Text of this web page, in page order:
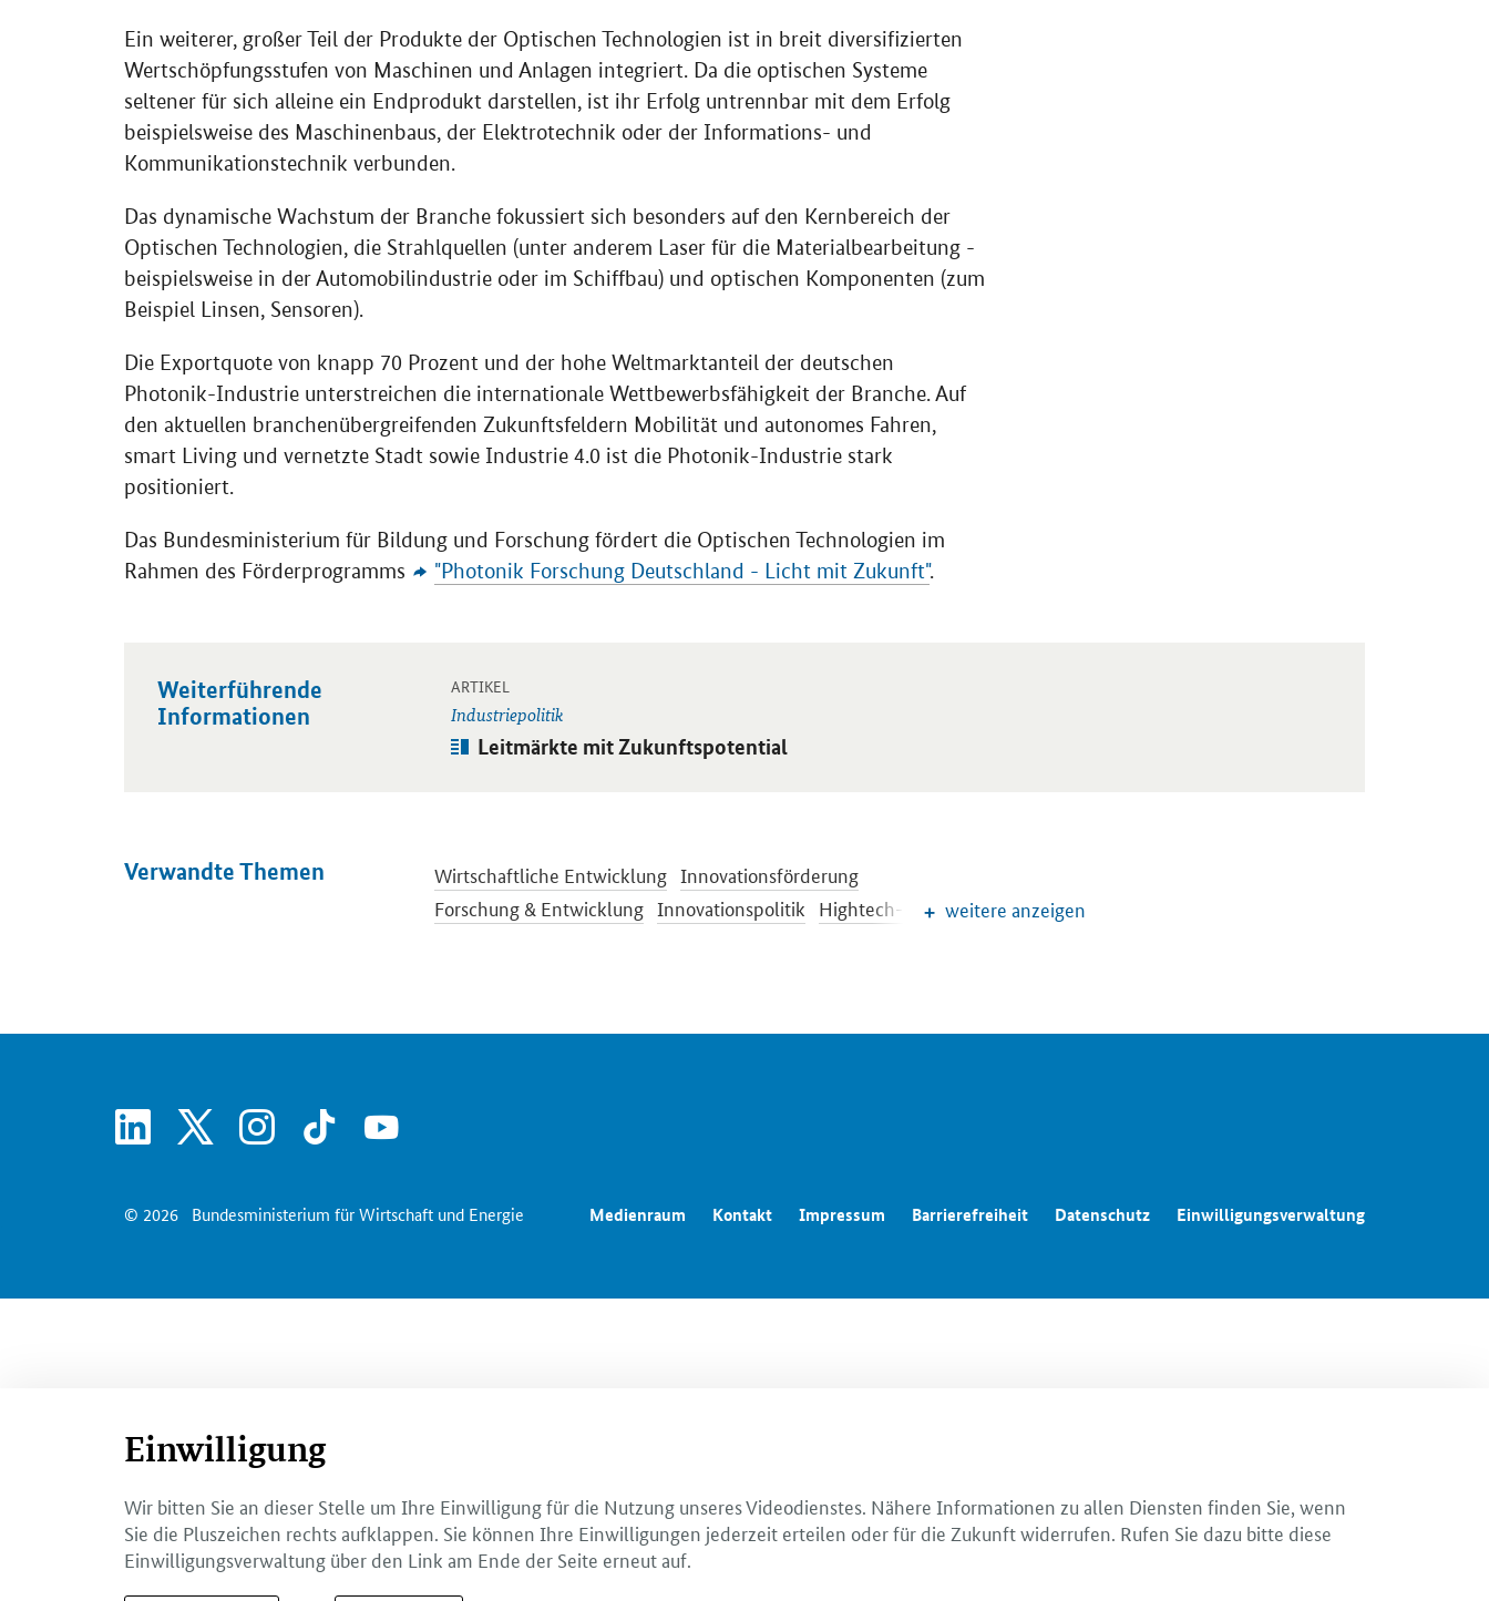
Ein weiterer, großer Teil der Produkte der Optischen Technologien ist in breit diversifizierten
Wertschöpfungsstufen von Maschinen und Anlagen integriert. Da die optischen Systeme
seltener für sich alleine ein Endprodukt darstellen, ist ihr Erfolg untrennbar mit dem Erfolg
beispielsweise des Maschinenbaus, der Elektrotechnik oder der Informations- und
Kommunikationstechnik verbunden.
Das dynamische Wachstum der Branche fokussiert sich besonders auf den Kernbereich der
Optischen Technologien, die Strahlquellen (unter anderem Laser für die Materialbearbeitung -
beispielsweise in der Automobilindustrie oder im Schiffbau) und optischen Komponenten (zum
Beispiel Linsen, Sensoren).
Die Exportquote von knapp 70 Prozent und der hohe Weltmarktanteil der deutschen
Photonik-Industrie unterstreichen die internationale Wettbewerbsfähigkeit der Branche. Auf
den aktuellen branchenübergreifenden Zukunftsfeldern Mobilität und autonomes Fahren,
smart Living und vernetzte Stadt sowie Industrie 4.0 ist die Photonik-Industrie stark
positioniert.
Das Bundesministerium für Bildung und Forschung fördert die Optischen Technologien im
Rahmen des Förderprogramms
"Photonik Forschung Deutschland - Licht mit Zukunft".
Weiterführende
Informationen
ARTIKEL
Industriepolitik
Artikel:
Leitmärkte mit Zukunftspotential
Öffnet Einzelsicht
Verwandte Themen Wirtschaftliche Entwicklung Innovationsförderung
Forschung & Entwicklung Innovationspolitik Hightech-Strategieweitere anzeigen
linkedin instagram tiktok youtube
© 2026 Bundesministerium für Wirtschaft und Energie Medienraum Kontakt Impressum Barrierefreiheit Datenschutz Einwilligungsverwaltung
Einwilligung
Wir bitten Sie an dieser Stelle um Ihre Einwilligung für die Nutzung unseres Videodienstes. Nähere Informationen zu allen Diensten finden Sie, wenn
Sie die Pluszeichen rechts aufklappen. Sie können Ihre Einwilligungen jederzeit erteilen oder für die Zukunft widerrufen. Rufen Sie dazu bitte diese
Einwilligungsverwaltung über den Link am Ende der Seite erneut auf.